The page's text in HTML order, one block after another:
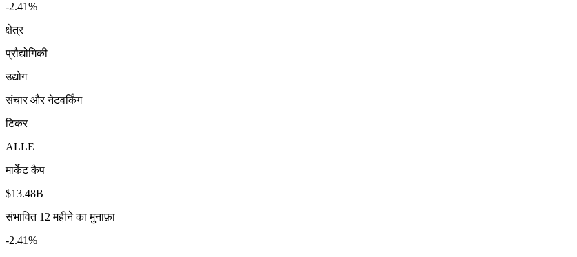
-2.41%
क्षेत्र
प्रौद्योगिकी
उद्योग
संचार और नेटवर्किंग
टिकर
ALLE
मार्केट कैप
$13.48B
संभावित 12 महीने का मुनाफ़ा
-2.41%